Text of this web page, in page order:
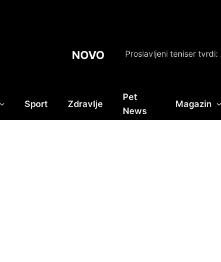
NOVO
Sport Zdravlje
Pet
News
Magazin